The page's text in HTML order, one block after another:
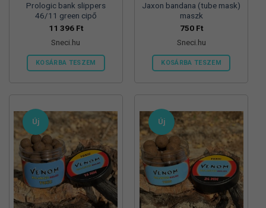
Prologic bank slippers
46/11 green cipő
11 396 Ft
Sneci.hu
KOSÁRBA TESZEM
Jaxon bandana (tube mask)
maszk
750 Ft
Sneci.hu
KOSÁRBA TESZEM
Új Új